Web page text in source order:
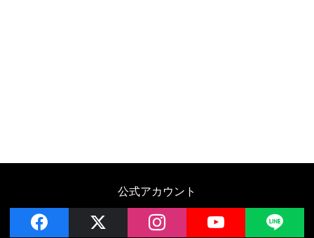
公式アカウント
facebook instagram YouTube